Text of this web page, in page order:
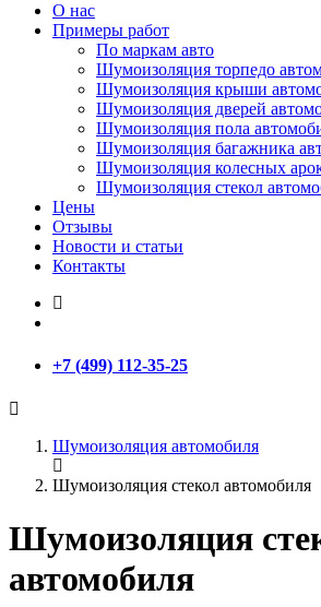
О нас
Примеры работ
По маркам авто
Шумоизоляция торпедо
Шумоизоляция крыши
Шумоизоляция дверей
Шумоизоляция пола
Шумоизоляция багажника
Шумоизоляция колесных
Шумоизоляция стекол
Цены
Отзывы
Новости и статьи
Контакты
+7 (499) 112-35-25
Шумоизоляция автомобиля
Шумоизоляция стекол автомобиля
Шумоизоляция
автомобиля